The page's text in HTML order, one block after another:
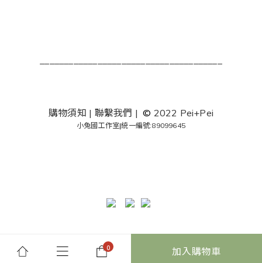
加入購物車
購物須知 | 聯繫我們 |© 2022 Pei+Pei
小兔國工作室|統一編號:89099645